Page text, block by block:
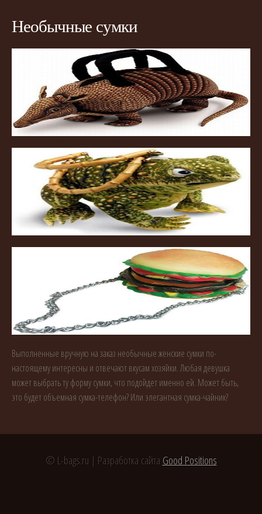
Необычные сумки
Выполненные вручную на заказ необычные женские сумки по-
настоящему интересны и отвечают вкусам хозяйки. Любая девушка
может выбрать ту форму сумки, что подойдет именно ей. Может быть,
это будет объемная сумка-телефон? Или элегантная сумка-чайник?
© L-bags.ru | Разработка сайта Good Positions